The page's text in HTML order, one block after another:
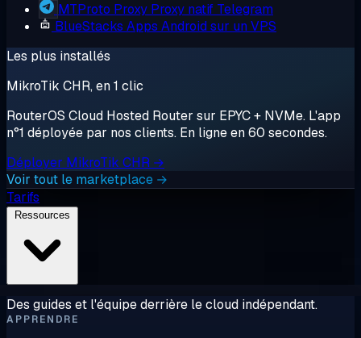
MTProto Proxy Proxy natif Telegram
BlueStacks Apps Android sur un VPS
Les plus installés
MikroTik CHR, en 1 clic
RouterOS Cloud Hosted Router sur EPYC + NVMe. L'app
n°1 déployée par nos clients. En ligne en 60 secondes.
Déployer MikroTik CHR →
Voir tout le marketplace →
Tarifs
Des guides et l'équipe derrière le cloud indépendant.
APPRENDRE